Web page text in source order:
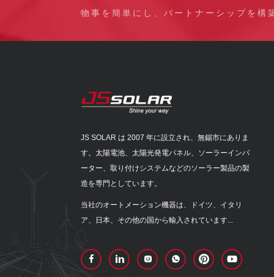
物事を簡単にし、パートナーシップを構
JS SOLAR は 2007 年に設立され、無錫市にありま
す。太陽電池、太陽光発電パネル、ソーラーインバ
ーター、取り付けシステムなどのソーラー製品の製
造を専門としています。
当社のオートメーション機器は、ドイツ、イタリ
ア、日本、その他の国から輸入されています...